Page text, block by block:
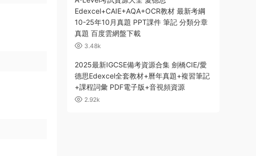
Edexcel+CAIE+AQA+OCR教材 最新考綱
10-25年10月真題 PPT課件 筆記 分類分章
真題 百度雲網盤下載
3.48k
2025最新IGCSE備考資源合集 劍橋CIE/愛
德思Edexcel全套教材+曆年真題+複習筆記
+課程詞彙 PDF電子版+音視頻資源
2.92k